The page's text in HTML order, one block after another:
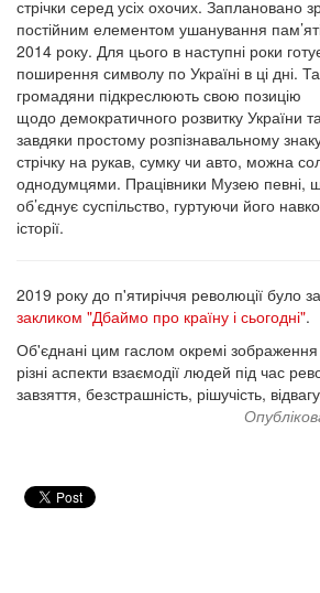
стрічки серед усіх охочих. Заплановано
постійним елементом ушанування
2014 року. Для цього в наступні роки
поширення символу по Україні в ці дні.
громадяни підкреслюють свою позицію
щодо демократичного розвитку України
завдяки простому розпізнавальному
стрічку на рукав, сумку чи авто, можна
однодумцями. Працівники Музею певні,
об’єднує суспільство, гуртуючи його
історії.
2019 року до п'ятиріччя революції було
закликом "Дбаймо про країну і сьогодні".
Об'єднані цим гаслом окремі зображення
різні аспекти взаємодії людей під час
завзяття, безстрашність, рішучість,